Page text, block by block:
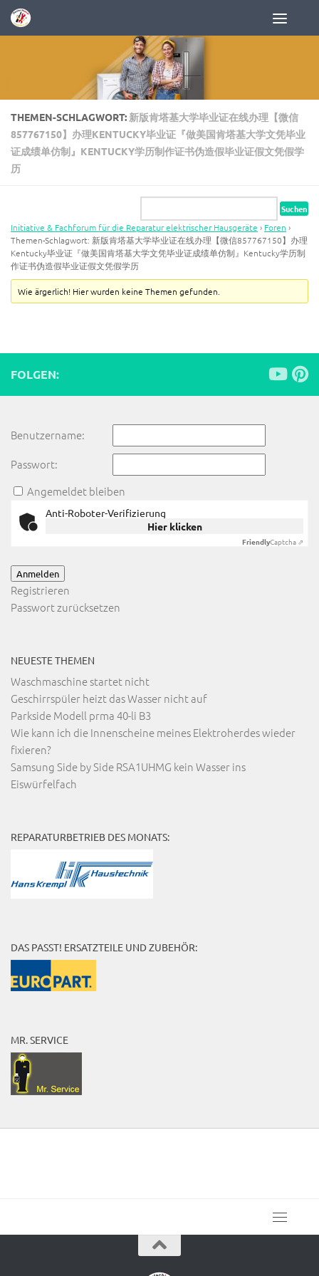
Zum Inhalt springen
THEMEN-SCHLAGWORT: 新版肯塔基大学毕业证在线办理【微信
857767150】办理KENTUCKY毕业证『做美国肯塔基大学文凭毕业
证成绩单仿制』KENTUCKY学历制作证书伪造假毕业证假文凭假学
历
Initiative & Fachforum für die Reparatur elektrischer Hausgeräte › Foren ›
Themen-Schlagwort: 新版肯塔基大学毕业证在线办理【微信857767150】办理
Kentucky毕业证『做美国肯塔基大学文凭毕业证成绩单仿制』Kentucky学历制
作证书伪造假毕业证假文凭假学历
Wie ärgerlich! Hier wurden keine Themen gefunden.
FOLGEN:
Benutzername:
Passwort:
Angemeldet bleiben
Anti-Roboter-Verifizierung
Hier klicken
FriendlyCaptcha ⇗
Anmelden
Registrieren
Passwort zurücksetzen
NEUESTE THEMEN
Waschmaschine startet nicht
Geschirrspüler heizt das Wasser nicht auf
Parkside Modell prma 40-li B3
Wie kann ich die Innenscheine meines Elektroherdes wieder
fixieren?
Samsung Side by Side RSA1UHMG kein Wasser ins
Eiswürfelfach
REPARATURBETRIEB DES MONATS:
DAS PASST! ERSATZTEILE UND ZUBEHÖR:
MR. SERVICE